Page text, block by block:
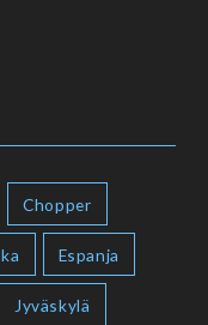
Chopper
Espanja
Jyväskylä